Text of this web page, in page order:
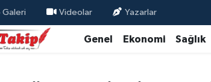
Galeri Videolar Yazarlar
Genel Ekonomi Sağlık